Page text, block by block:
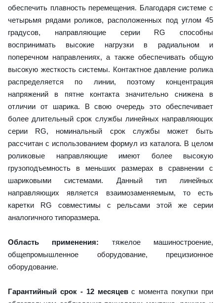
обеспечить плавность перемещения. Благодаря системе с
четырьмя рядами роликов, расположенных под углом 45
градусов, направляющие серии RG способны
воспринимать высокие нагрузки в радиальном и
поперечном направлениях, а также обеспечивать общую
высокую жесткость системы. Контактное давление ролика
распределяется по линии, поэтому концентрация
напряжений в пятне контакта значительно снижена в
отличии от шарика. В свою очередь это обеспечивает
более длительный срок службы линейных направляющих
серии RG, номинальный срок службы может быть
рассчитан с использованием формул из каталога. В целом
роликовые направляющие имеют более высокую
грузоподъемность в меньших размерах в сравнении с
шариковыми системами. Данный тип линейных
направляющих является взаимозаменяемым, то есть
каретки RG совместимы с рельсами этой же серии
аналогичного типоразмера.
Область применения: тяжелое машиностроение,
общепромышленное оборудование, прецизионное
оборудование.
Гарантийный срок - 12 месяцевс момента покупки при